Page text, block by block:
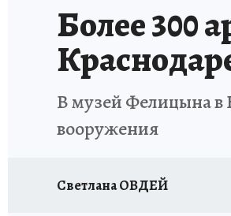
Более 300
В музей Фелицына в
вооружения
Светлана ОВДЕЙ